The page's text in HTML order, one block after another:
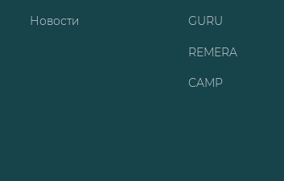
Новости GURU
REMERA
CAMP